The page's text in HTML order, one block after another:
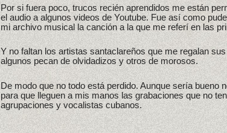
Por si fuera poco, trucos recién aprendidos me están
el audio a algunos videos de Youtube. Fue así como
mi archivo musical la canción a la que me referí en las
Y no faltan los artistas santaclareños que me regalan
algunos pecan de olvidadizos y otros de morosos.
De modo que no todo está perdido. Aunque sería
para que lleguen a mis manos las grabaciones que no
agrupaciones y vocalistas cubanos.